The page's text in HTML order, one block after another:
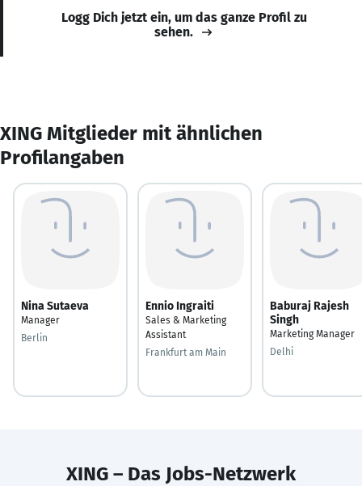
Logg Dich jetzt ein, um das ganze Profil zu
sehen.
XING Mitglieder mit ähnlichen
Profilangaben
Nina Sutaeva
Manager
Berlin
Ennio Ingraiti
Sales & Marketing
Assistant
Frankfurt am Main
Baburaj Rajesh
Singh
Marketing Manager
Delhi
XING – Das Jobs-Netzwerk